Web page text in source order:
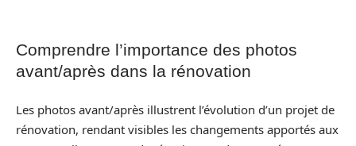
Comprendre l’importance des photos
avant/après dans la rénovation
Les photos avant/après illustrent l’évolution d’un projet de
rénovation, rendant visibles les changements apportés aux